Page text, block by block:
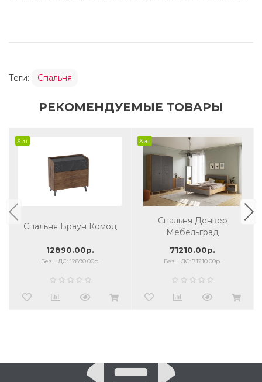
Теги: Спальня
РЕКОМЕНДУЕМЫЕ ТОВАРЫ
Хит
Спальня Браун Комод
12890.00р.
Без НДС: 12890.00р.
Хит
Спальня Денвер
Мебельград
71210.00р.
Без НДС: 71210.00р.